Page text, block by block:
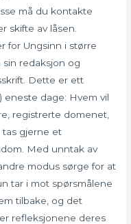
må du kontakte
skifte av låsen.
for Ungsinn i større
sin redaksjon og
Dette er ett
eneste dage: Hvem vil
registrerte domenet,
tas gjerne et
Med unntak av
modus sørge for at
tar i mot spørsmålene
tilbake, og det
refleksjonene deres